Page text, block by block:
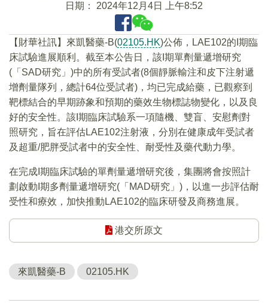
日期： 2024年12月4日 上午8:52
【財華社訊】來凱醫藥-B(02105.HK)公佈，LAE102的I期臨
床試驗進展順利。截至本公告日，該I期單劑量遞增研究
(「SAD研究」)中的所有受試者(8個靜脈輸注和皮下注射遞
增劑量隊列，總計64位受試者)，均已完成給藥，已觀察到
靶標結合的早期跡象和預期的藥效生物標誌物變化，以及良
好的安全性。該I期臨床試驗系一項隨機、雙盲、安慰劑對
照研究，旨在評估LAE102注射液，分別在健康成年受試者
及超重/肥胖受試者中的安全性、耐受性及藥代動力學。
在完成I期臨床試驗的單劑量遞增研究後，集團將會按照計
劃啟動I期多劑量遞增研究(「MAD研究」)，以進一步評估耐
受性和療效，加快推動LAE102的臨床研發及商務進展。
港交所原文
來凱醫藥-B 02105.HK